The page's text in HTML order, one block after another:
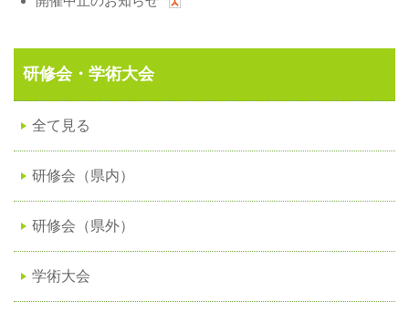
研修会・学術大会
全て見る
研修会（県内）
研修会（県外）
学術大会